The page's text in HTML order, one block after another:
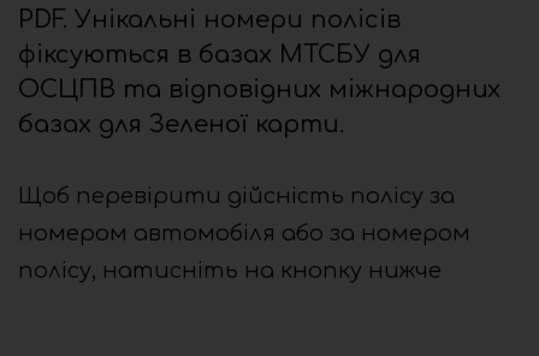
PDF. Унікальні номери полісів
фіксуються в базах МТСБУ для
ОСЦПВ та відповідних міжнародних
базах для Зеленої карти.
Щоб перевірити дійсність полісу за
номером автомобіля або за номером
полісу, натисніть на кнопку нижче